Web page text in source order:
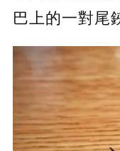
巴上的一對尾